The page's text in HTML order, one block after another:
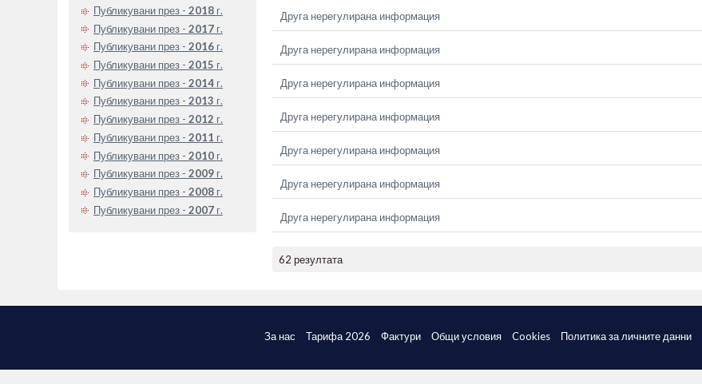
Публикувани през - 2018 г.
Публикувани през - 2017 г.
Публикувани през - 2016 г.
Публикувани през - 2015 г.
Публикувани през - 2014 г.
Публикувани през - 2013 г.
Публикувани през - 2012 г.
Публикувани през - 2011 г.
Публикувани през - 2010 г.
Публикувани през - 2009 г.
Публикувани през - 2008 г.
Публикувани през - 2007 г.
Друга нерегулирана информация
Друга нерегулирана информация
Друга нерегулирана информация
Друга нерегулирана информация
Друга нерегулирана информация
Друга нерегулирана информация
Друга нерегулирана информация
62 резултата
За нас Тарифа 2026 Фактури Общи условия Cookies Политика за личните данни